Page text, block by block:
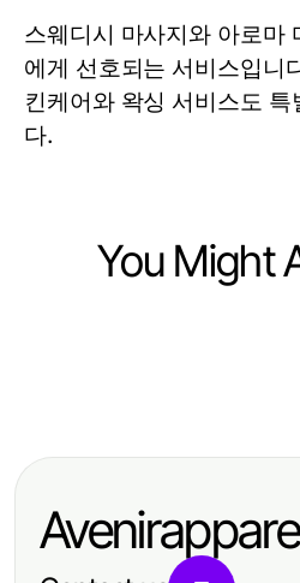
스웨디시 마사지와 아로마
에게 선호되는 서비스입니
킨케어와 왁싱 서비스도
다.
You Might
Political SMS
Campaign Success